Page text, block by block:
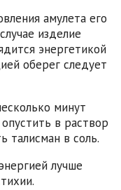
амулета его
изделие
энергетикой
оберег следует
минут
в раствор
талисман в соль.
лучше